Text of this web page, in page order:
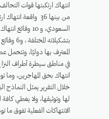
انتهاك ارتكبتها قوات
من بينها 36
السعودي، و 10
المعترف بها دوليًا، وتتحمل
انتهاك بحق المهاجرين،
خلال التقرير يمثل
لها وتوثيقها، ولا يغطي كافة
الانتهاكات الفعلية تفوق ما